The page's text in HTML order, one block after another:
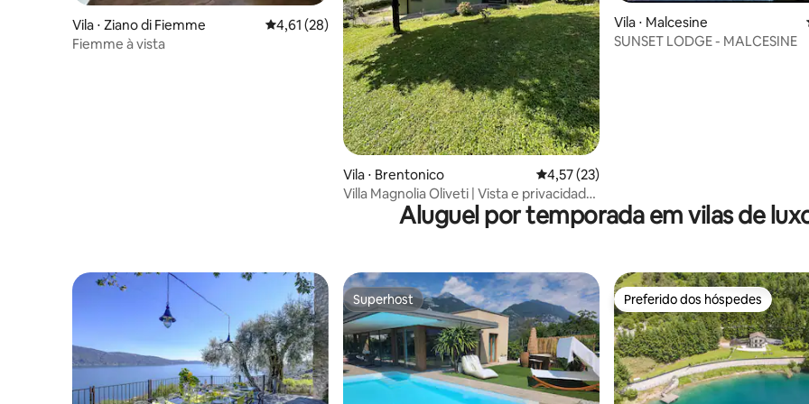
Vila ⋅ Ziano di Fiemme 4,61 de uma avaliação média de 5, 28 avaliações
4,61 (28)
Fiemme à vista
Vila ⋅ Brentonico 4,57 de uma avaliação média de 5, 23
4,57 (23)
Villa Magnolia Oliveti | Vista e privacidade
Vila ⋅ Malcesine
SUNSET LODGE - MALCESINE
Aluguel por temporada em vilas de
Superhost
Superhost Preferido dos hóspedes
Preferido dos hóspedes